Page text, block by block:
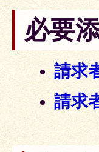
必要
請求
請求